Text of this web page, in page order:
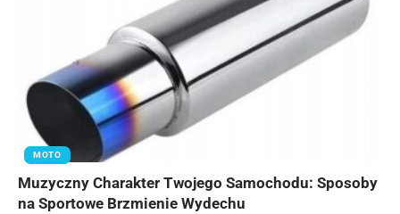
MOTO
Muzyczny Charakter Twojego Samochodu: Sposoby
na Sportowe Brzmienie Wydechu